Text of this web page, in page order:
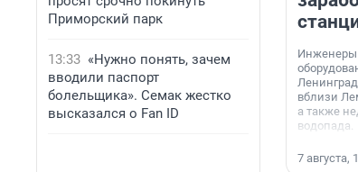
Приморский парк
13:33 «Нужно понять, зачем
вводили паспорт
болельщика». Семак жестко
высказался о Fan ID
Инженеры
вблизи
а также
водопада.
7 августа,